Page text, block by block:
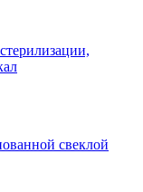
свеклой